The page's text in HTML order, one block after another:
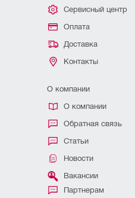
Сервисный центр
Оплата
Доставка
Контакты
О компании
О компании
Обратная связь
Статьи
Новости
Вакансии
Партнерам